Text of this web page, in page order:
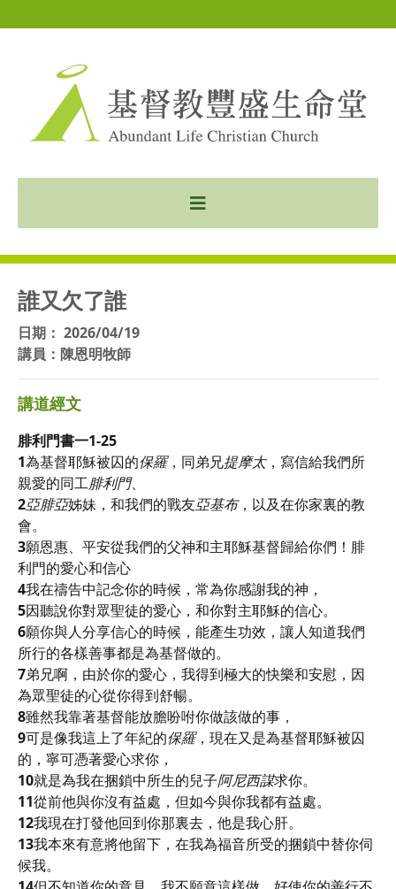
誰又欠了誰
日期： 2026/04/19
講員：陳恩明牧師
講道經文
腓利門書一1-25
1為基督耶穌被囚的保羅，同弟兄提摩太，寫信給我們所
親愛的同工腓利門、
2亞腓亞姊妹，和我們的戰友亞基布，以及在你家裏的教
會。
3願恩惠、平安從我們的父神和主耶穌基督歸給你們！腓
利門的愛心和信心
4我在禱告中記念你的時候，常為你感謝我的神，
5因聽說你對眾聖徒的愛心，和你對主耶穌的信心。
6願你與人分享信心的時候，能產生功效，讓人知道我們
所行的各樣善事都是為基督做的。
7弟兄啊，由於你的愛心，我得到極大的快樂和安慰，因
為眾聖徒的心從你得到舒暢。
8雖然我靠著基督能放膽吩咐你做該做的事，
9可是像我這上了年紀的保羅，現在又是為基督耶穌被囚
的，寧可憑著愛心求你，
10就是為我在捆鎖中所生的兒子阿尼西謀求你。
11從前他與你沒有益處，但如今與你我都有益處。
12我現在打發他回到你那裏去，他是我心肝。
13我本來有意將他留下，在我為福音所受的捆鎖中替你伺
候我。